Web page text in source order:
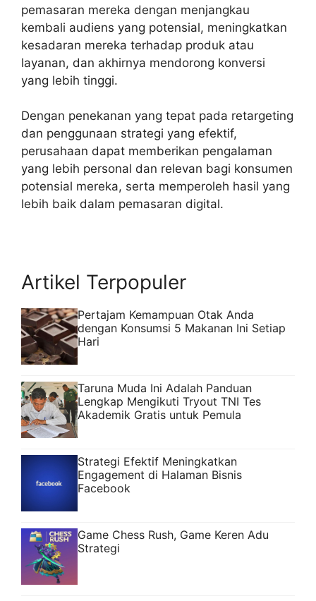
pemasaran mereka dengan menjangkau
kembali audiens yang potensial, meningkatkan
kesadaran mereka terhadap produk atau
layanan, dan akhirnya mendorong konversi
yang lebih tinggi.
Dengan penekanan yang tepat pada retargeting
dan penggunaan strategi yang efektif,
perusahaan dapat memberikan pengalaman
yang lebih personal dan relevan bagi konsumen
potensial mereka, serta memperoleh hasil yang
lebih baik dalam pemasaran digital.
Artikel Terpopuler
Pertajam Kemampuan Otak Anda
dengan Konsumsi 5 Makanan Ini Setiap
Hari
Taruna Muda Ini Adalah Panduan
Lengkap Mengikuti Tryout TNI Tes
Akademik Gratis untuk Pemula
Strategi Efektif Meningkatkan
Engagement di Halaman Bisnis
Facebook
Game Chess Rush, Game Keren Adu
Strategi